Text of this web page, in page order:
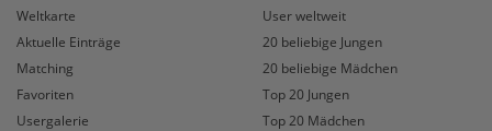
Weltkarte
Aktuelle Einträge
Matching
Favoriten
Usergalerie
User weltweit
20 beliebige Jungen
20 beliebige Mädchen
Top 20 Jungen
Top 20 Mädchen